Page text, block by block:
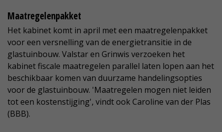
Maatregelenpakket
Het kabinet komt in april met een maatregelenpakket
voor een versnelling van de energietransitie in de
glastuinbouw. Valstar en Grinwis verzoeken het
kabinet fiscale maatregelen parallel laten lopen aan het
beschikbaar komen van duurzame handelingsopties
voor de glastuinbouw. 'Maatregelen mogen niet leiden
tot een kostenstijging', vindt ook Caroline van der Plas
(BBB).